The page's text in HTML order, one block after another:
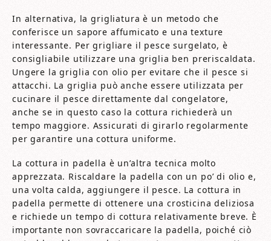
In alternativa, la grigliatura è un metodo che
conferisce un sapore affumicato e una texture
interessante. Per grigliare il pesce surgelato, è
consigliabile utilizzare una griglia ben preriscaldata.
Ungere la griglia con olio per evitare che il pesce si
attacchi. La griglia può anche essere utilizzata per
cucinare il pesce direttamente dal congelatore,
anche se in questo caso la cottura richiederà un
tempo maggiore. Assicurati di girarlo regolarmente
per garantire una cottura uniforme.
La cottura in padella è un’altra tecnica molto
apprezzata. Riscaldare la padella con un po’ di olio e,
una volta calda, aggiungere il pesce. La cottura in
padella permette di ottenere una crosticina deliziosa
e richiede un tempo di cottura relativamente breve. È
importante non sovraccaricare la padella, poiché ciò